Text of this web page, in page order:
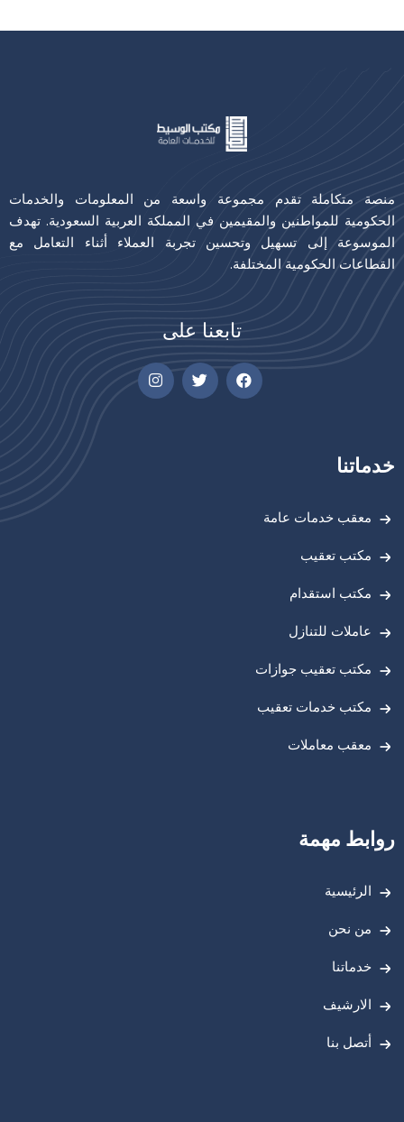
منصة متكاملة تقدم مجموعة واسعة من المعلومات والخدمات
الحكومية للمواطنين والمقيمين في المملكة العربية السعودية. تهدف
الموسوعة إلى تسهيل وتحسين تجربة العملاء أثناء التعامل مع
القطاعات الحكومية المختلفة.
تابعنا على
خدماتنا
معقب خدمات عامة
مكتب تعقيب
مكتب استقدام
عاملات للتنازل
مكتب تعقيب جوازات
مكتب خدمات تعقيب
معقب معاملات
روابط مهمة
الرئيسية
من نحن
خدماتنا
الارشيف
أتصل بنا